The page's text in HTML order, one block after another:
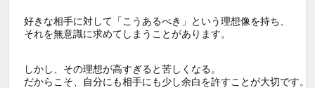
好きな相手に対して「こうあるべき」という理想像を持ち、
それを無意識に求めてしまうことがあります。
しかし、その理想が高すぎると苦しくなる。
だからこそ、自分にも相手にも少し余白を許すことが大切です。